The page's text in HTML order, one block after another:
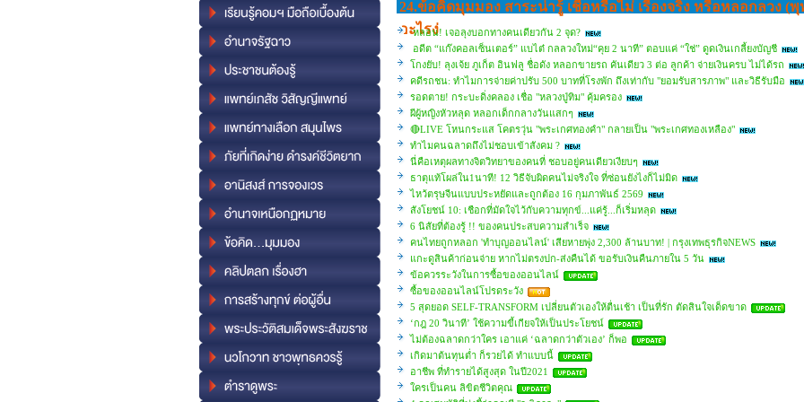
24.ข้อคิดมุมมอง สาระน่ารู้ เชื่อหรือไม่ เรื่องจริง หรือหลอกลวง (
อะไรง่
หลอน! เจอลุงบอกทางคนเดียวกัน 2 จุด?
อดีต “แก๊งคอลเซ็นเตอร์” แบไต๋ กลลวงใหม่“คุย 2 นาที” ตอบแค่ “ใช่” ดูดเงินเกลี้ยงบัญชี
โกงยับ! ลุงเจ้ย ภูเก็ต อินฟลู ชื่อดัง หลอกขายรถ คันเดียว 3 ต่อ ลูกค้า จ่ายเงินครบ ไม่ได้รถ
คดีรถชน: ทำไมการจ่ายค่าปรับ 500 บาทที่โรงพัก ถึงเท่ากับ "ยอมรับสารภาพ" และวิธีรับมือ
รอดตาย! กระบะดิ่งคลอง เชื่อ "หลวงปู่ทิม" คุ้มครอง
ผีผู้หญิงหัวหลุด หลอกเด็กกลางวันแสกๆ
🔴LIVE โหนกระแส โคตรวุ่น "พระเกศทองคำ" กลายเป็น "พระเกศทองเหลือง"
ทำไมคนฉลาดถึงไม่ชอบเข้าสังคม ?
นี่คือเหตุผลทางจิตวิทยาของคนที่ ชอบอยู่คนเดียวเงียบๆ
ธาตุแท้โผล่ใน1นาที! 12 วิธีจับผิดคนไม่จริงใจ ที่ซ่อนยังไงก็ไม่มิด
ไหว้ตรุษจีนแบบประหยัดและถูกต้อง 16 กุมภาพันธ์ 2569
สังโยชน์ 10: เชือกที่มัดใจไว้กับความทุกข์...แค่รู้...ก็เริ่มหลุด
6 นิสัยที่ต้องรู้ !! ของคนประสบความสำเร็จ
คนไทยถูกหลอก 'ทำบุญออนไลน์' เสียหายพุ่ง 2,300 ล้านบาท! | กรุงเทพธุรกิจNEWS
แกะดูสินค้าก่อนจ่าย หากไม่ตรงปก-ส่งคืนได้ ขอรับเงินคืนภายใน 5 วัน
ข้อควรระวังในการซื้อของออนไลน์
ซื้อของออนไลน์โปรดระวัง
5 สุดยอด SELF-TRANSFORM เปลี่ยนตัวเองให้ตื่นเช้า เป็นที่รัก ตัดสินใจเด็ดขาด
‘กฎ 20 วินาที’ ใช้ความขี้เกียจให้เป็นประโยชน์
ไม่ต้องฉลาดกว่าใคร เอาแค่ ‘ฉลาดกว่าตัวเอง’ ก็พอ
เกิดมาต้นทุนต่ำ ก็รวยได้ ทำแบบนี้
อาชีพ ที่ทำรายได้สูงสุด ในปี2021
ใครเป็นคน ลิขิตชีวิตคุณ